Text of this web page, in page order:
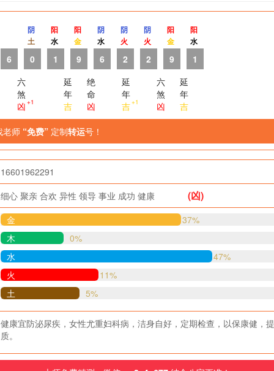
6
阴
土
0
阳
水
1
六
煞
凶 +1
阳
金
9
延
年
吉
阴
水
6
绝
命
凶
阴
火
2
阴
火
2
延
年
吉+1
阳
金
9
六
煞
凶
阳
水
1
延
年
吉
老师 “免费” 定制转运号！
16601962291
细心 聚亲 合欢 异性 领导 事业 成功 健康 (凶)
金
37%
木
0%
水
47%
火
11%
土
5%
健康宜防泌尿疾，女性尤重妇科病，洁身自好，定期检查，以保康健，
质。